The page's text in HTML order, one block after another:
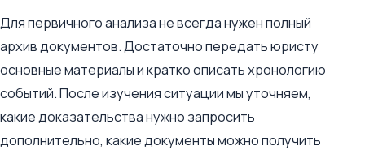
Для первичного анализа не всегда нужен полный
архив документов. Достаточно передать юристу
основные материалы и кратко описать хронологию
событий. После изучения ситуации мы уточняем,
какие доказательства нужно запросить
дополнительно, какие документы можно получить